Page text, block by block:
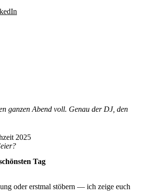
ganzen Abend voll. Genau der DJ, den
2025
Tag
oder erstmal stöbern — ich zeige euch